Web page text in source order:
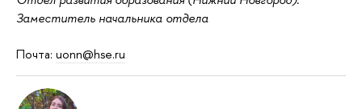
Заместитель начальника отдела
Почта: uonn@hse.ru